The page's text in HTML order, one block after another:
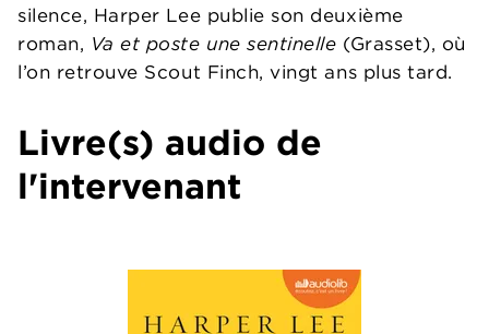
silence, Harper Lee publie son deuxième
roman, Va et poste une sentinelle (Grasset), où
l’on retrouve Scout Finch, vingt ans plus tard.
Livre(s) audio de
l'intervenant